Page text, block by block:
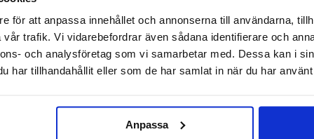
för att anpassa innehållet och annonserna till användarna,
trafik. Vi vidarebefordrar även sådana identifierare och
och analysföretag som vi samarbetar med. Dessa kan i
har tillhandahållit eller som de har samlat in när du har
Anpassa
90 GT - 2 St.
skydd ger bra skydd för din Honor 90 GT. Dessutom, påverkar Imak HD
endast 0.2mm tunt